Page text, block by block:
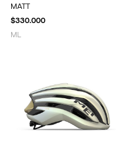
MATT
$330.000
M L